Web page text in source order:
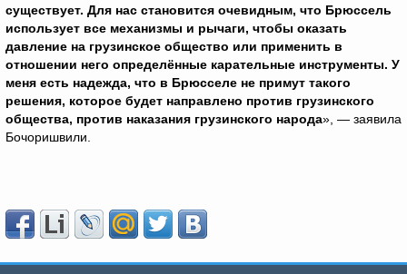
существует. Для нас становится очевидным, что Брюссель
использует все механизмы и рычаги, чтобы оказать
давление на грузинское общество или применить в
отношении него определённые карательные инструменты. У
меня есть надежда, что в Брюсселе не примут такого
решения, которое будет направлено против грузинского
общества, против наказания грузинского народа», — заявила
Бочоришвили.